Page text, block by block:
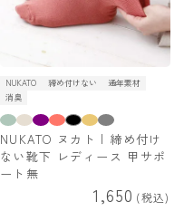
NUKATO 締め付けない
通年素材
消臭
NUKATO ヌカト | 締め付け
ない靴下 レディース 甲サポ
ート無
1,650 税込